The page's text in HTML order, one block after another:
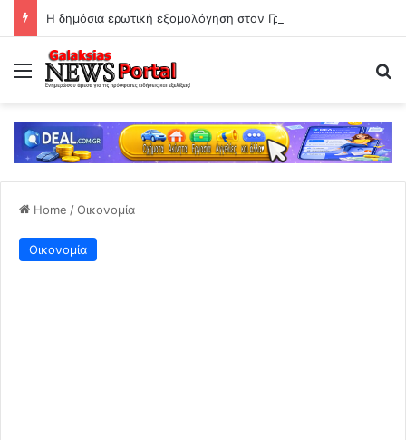
Menu
Home /Οικονομία
Οικονομία